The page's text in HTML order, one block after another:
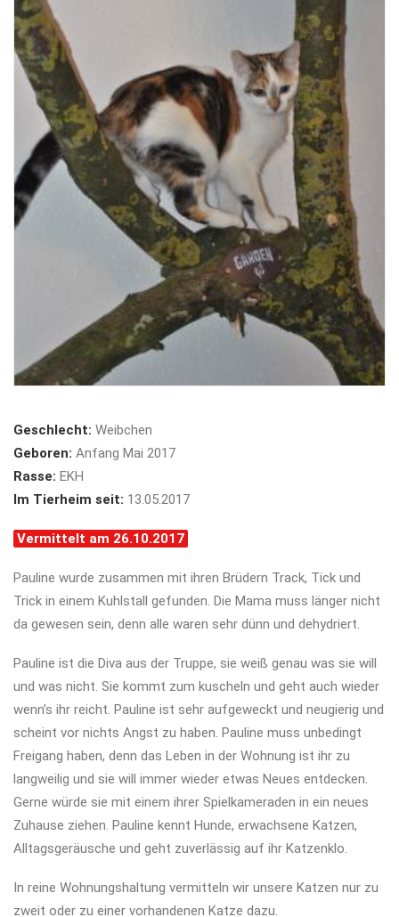
Geschlecht: Weibchen
Geboren: Anfang Mai 2017
Rasse: EKH
Im Tierheim seit: 13.05.2017
Vermittelt am 26.10.2017
Pauline wurde zusammen mit ihren Brüdern Track, Tick und
Trick in einem Kuhlstall gefunden. Die Mama muss länger nicht
da gewesen sein, denn alle waren sehr dünn und dehydriert.
Pauline ist die Diva aus der Truppe, sie weiß genau was sie will
und was nicht. Sie kommt zum kuscheln und geht auch wieder
wenn’s ihr reicht. Pauline ist sehr aufgeweckt und neugierig und
scheint vor nichts Angst zu haben. Pauline muss unbedingt
Freigang haben, denn das Leben in der Wohnung ist ihr zu
langweilig und sie will immer wieder etwas Neues entdecken.
Gerne würde sie mit einem ihrer Spielkameraden in ein neues
Zuhause ziehen. Pauline kennt Hunde, erwachsene Katzen,
Alltagsgeräusche und geht zuverlässig auf ihr Katzenklo.
In reine Wohnungshaltung vermitteln wir unsere Katzen nur zu
zweit oder zu einer vorhandenen Katze dazu.